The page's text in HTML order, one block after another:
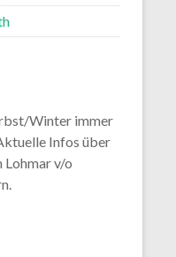
Winter immer
Infos über
v/o